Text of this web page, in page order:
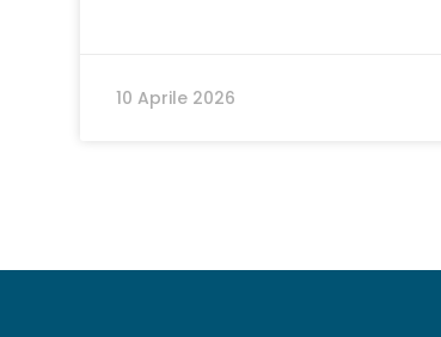
10 Aprile 2026